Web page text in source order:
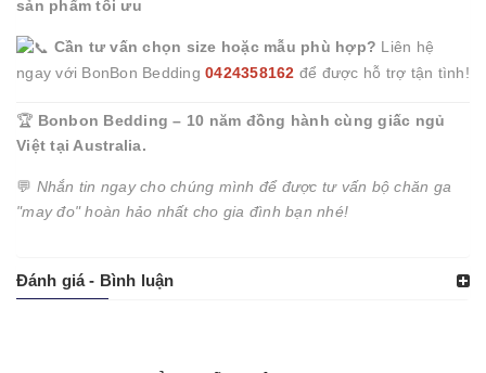
sản phẩm tối ưu
Cần tư vấn chọn size hoặc mẫu phù hợp? Liên hệ
ngay với BonBon Bedding 0424358162 để được hỗ trợ tận tình!
🏆 Bonbon Bedding – 10 năm đồng hành cùng giấc ngủ
Việt tại Australia.
💬 Nhắn tin ngay cho chúng mình để được tư vấn bộ chăn ga
"may đo" hoàn hảo nhất cho gia đình bạn nhé!
Đánh giá - Bình luận